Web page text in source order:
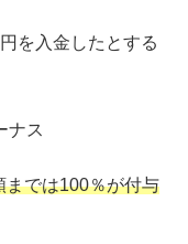
を入金したとする
ナス
までは100％が付与